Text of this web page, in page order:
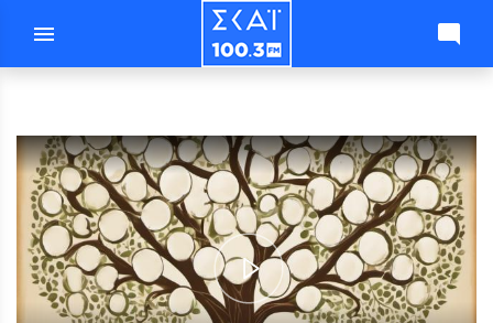
menu mode_comment